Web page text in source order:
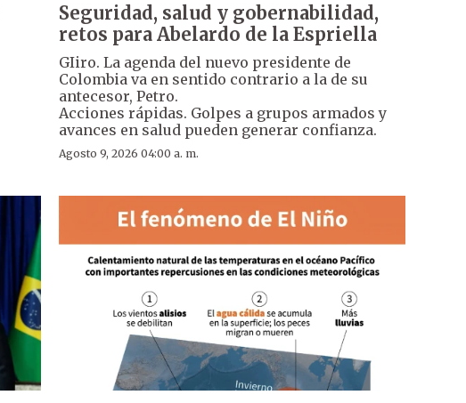
Seguridad, salud y gobernabilidad,
retos para Abelardo de la Espriella
GIiro. La agenda del nuevo presidente de
Colombia va en sentido contrario a la de su
antecesor, Petro.
Acciones rápidas. Golpes a grupos armados y
avances en salud pueden generar confianza.
Agosto 9, 2026 04:00 a. m.